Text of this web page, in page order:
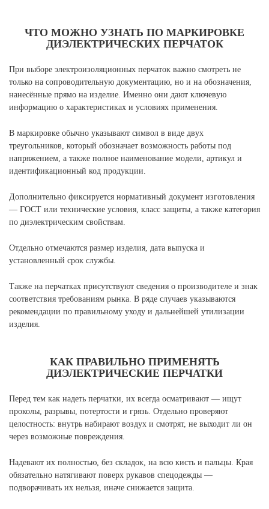
ЧТО МОЖНО УЗНАТЬ ПО МАРКИРОВКЕ
ДИЭЛЕКТРИЧЕСКИХ ПЕРЧАТОК
При выборе электроизоляционных перчаток важно смотреть не
только на сопроводительную документацию, но и на обозначения,
нанесённые прямо на изделие. Именно они дают ключевую
информацию о характеристиках и условиях применения.
В маркировке обычно указывают символ в виде двух
треугольников, который обозначает возможность работы под
напряжением, а также полное наименование модели, артикул и
идентификационный код продукции.
Дополнительно фиксируется нормативный документ изготовления
— ГОСТ или технические условия, класс защиты, а также категория
по диэлектрическим свойствам.
Отдельно отмечаются размер изделия, дата выпуска и
установленный срок службы.
Также на перчатках присутствуют сведения о производителе и знак
соответствия требованиям рынка. В ряде случаев указываются
рекомендации по правильному уходу и дальнейшей утилизации
изделия.
КАК ПРАВИЛЬНО ПРИМЕНЯТЬ
ДИЭЛЕКТРИЧЕСКИЕ ПЕРЧАТКИ
Перед тем как надеть перчатки, их всегда осматривают — ищут
проколы, разрывы, потертости и грязь. Отдельно проверяют
целостность: внутрь набирают воздух и смотрят, не выходит ли он
через возможные повреждения.
Надевают их полностью, без складок, на всю кисть и пальцы. Края
обязательно натягивают поверх рукавов спецодежды —
подворачивать их нельзя, иначе снижается защита.